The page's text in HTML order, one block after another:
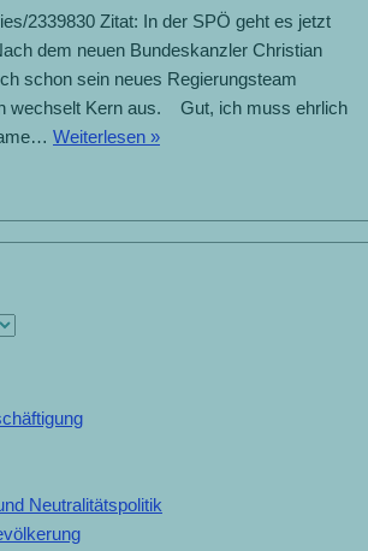
2339830 Zitat: In der SPÖ geht es jetzt
dem neuen Bundeskanzler Christian
schon sein neues Regierungsteam
wechselt Kern aus. Gut, ich muss ehrlich
Weiterlesen »
Neutralitätspolitik